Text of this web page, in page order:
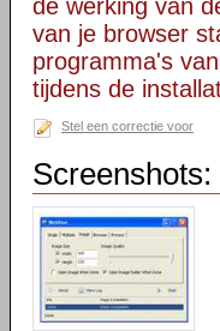
de werking van
van je browser
programma's
tijdens de
Stel een correctie voor
Screenshots: